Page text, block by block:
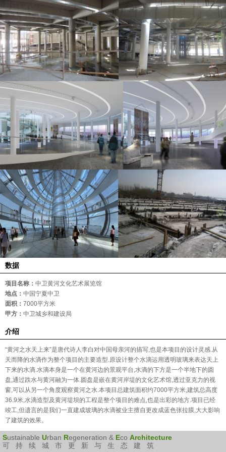
数据
项目名称： 中卫黄河文化艺术展览馆
地点： 中国宁夏中卫
面积： 7000平方米
甲方： 中卫城乡和建设局
介绍
“黄河之水天上来”是唐代诗人李白对中国母亲河的描写,也是本项目的设计灵感.从
天而降的水滴作为整个项目的主要造型.原设计整个水滴运用透明玻璃来表达天上
下来的水滴.水滴本身是一个在黄河边的景观平台,水滴的下方是一个半地下的圆
盘,通过跌水与黄河融为一体.圆盘是嵌在黄河岸堤的文化艺术馆,透过亚克力的视
窗,可以从另一个角度观察黄河之水.本项目总建筑面积约7000平方米,建筑总高度
36.9米,水滴造型及黄河堤坝的工程是整个项目的难点,也是出彩的地方.项目已经
竣工,但遗言的是我们一直建成玻璃的水滴被业主擅自更改成蓝色张拉膜,大大影响
了建筑的效果。
Sustainable Urban Regeneration & Eco Architecture
可持续城市更新与生态建筑